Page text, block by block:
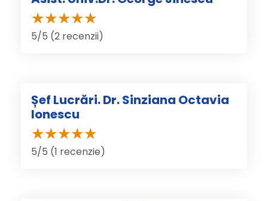
5/5 (2 recenzii)
Șef Lucrări. Dr. Sinziana Octavia
Ionescu
5/5 (1 recenzie)